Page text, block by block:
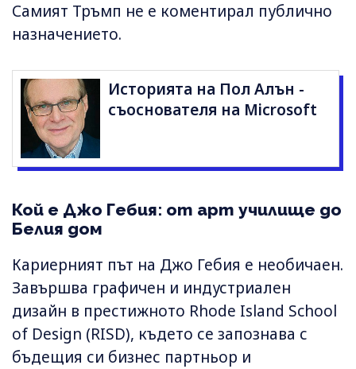
Самият Тръмп не е коментирал публично
назначението.
Историята на Пол Алън -
съоснователя на Microsoft
Кой е Джо Гебия: от арт училище до
Белия дом
Кариерният път на Джо Гебия е необичаен.
Завършва графичен и индустриален
дизайн в престижното Rhode Island School
of Design (RISD), където се запознава с
бъдещия си бизнес партньор и